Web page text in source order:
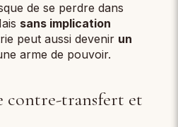
de se perdre dans
sans implication
peut aussi devenir un
arme de pouvoir.
contre-transfert et